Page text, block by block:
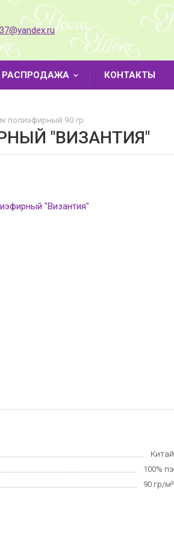
РАСПРОДАЖА КОНТАКТЫ
полиэфирный 90 гр.
"ВИЗАНТИЯ"
Китай
100% пэ
90 гр/м²